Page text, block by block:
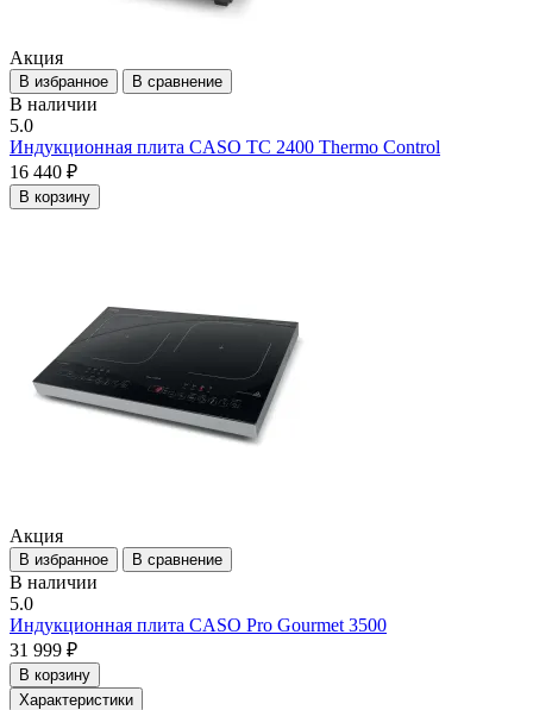
Акция
В избранное В сравнение
В наличии
5.0
Индукционная плита CASO TC 2400 Thermo Control
16 440 ₽
В корзину
Акция
В избранное В сравнение
В наличии
5.0
Индукционная плита CASO Pro Gourmet 3500
31 999 ₽
В корзину
Характеристики